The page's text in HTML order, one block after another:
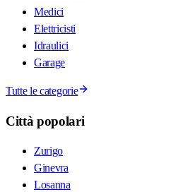
Medici
Elettricisti
Idraulici
Garage
Tutte le categorie
Città popolari
Zurigo
Ginevra
Losanna